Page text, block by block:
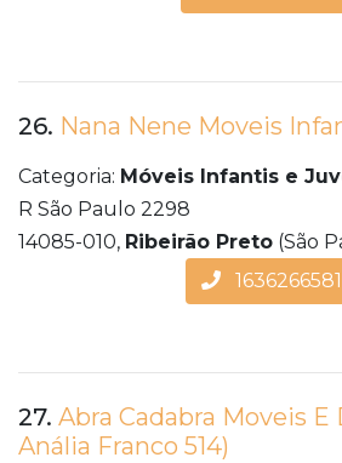
26. Nana Nene Moveis
Categoria: Móveis Infantis e
R São Paulo 2298
14085-010, Ribeirão Preto (São
1636266581
27. Abra Cadabra Moveis E
Anália Franco 514)